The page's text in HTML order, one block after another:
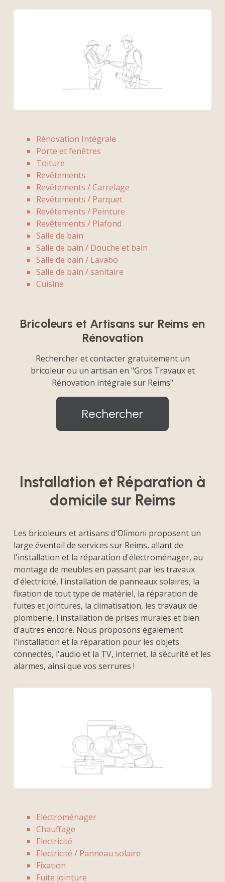
Rénovation Intégrale
Porte et fenêtres
Toiture
Revêtements
Revêtements / Carrelage
Revêtements / Parquet
Revêtements / Peinture
Revêtements / Plafond
Salle de bain
Salle de bain / Douche et bain
Salle de bain / Lavabo
Salle de bain / sanitaire
Cuisine
Bricoleurs et Artisans sur Reims en
Rénovation
Rechercher et contacter gratuitement un
bricoleur ou un artisan en "Gros Travaux et
Rénovation intégrale sur Reims"
Rechercher
Installation et Réparation à
domicile sur Reims
Les bricoleurs et artisans d'Olimoni proposent un
large éventail de services sur Reims, allant de
l'installation et la réparation d'électroménager, au
montage de meubles en passant par les travaux
d'électricité, l'installation de panneaux solaires, la
fixation de tout type de matériel, la réparation de
fuites et jointures, la climatisation, les travaux de
plomberie, l'installation de prises murales et bien
d'autres encore. Nous proposons également
l'installation et la réparation pour les objets
connectés, l'audio et la TV, internet, la sécurité et les
alarmes, ainsi que vos serrures !
Electroménager
Chauffage
Electricité
Electricité / Panneau solaire
Fixation
Fuite jointure